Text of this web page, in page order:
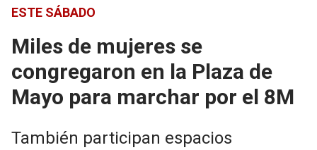
ESTE SÁBADO
Miles de mujeres se
congregaron en la Plaza de
Mayo para marchar por el 8M
También participan espacios